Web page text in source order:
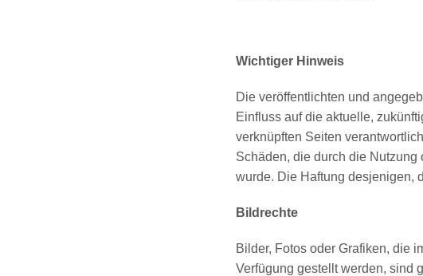
Wichtiger Hinweis
Die veröffentlichten und
Einfluss auf die aktuelle,
verknüpften Seiten
Schäden, die durch die Nutzung
wurde. Die Haftung desjenigen,
Bildrechte
Bilder, Fotos oder Grafiken, die
Verfügung gestellt werden, sind